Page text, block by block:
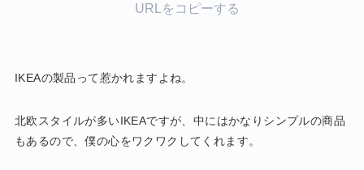
URLをコピーする
IKEAの製品って惹かれますよね。
北欧スタイルが多いIKEAですが、中にはかなりシンプルの商品
もあるので、僕の心をワクワクしてくれます。